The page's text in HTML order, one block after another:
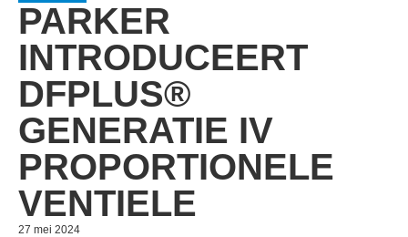
PARKER
INTRODUCEERT
DFPLUS®
GENERATIE IV
PROPORTIONELE
VENTIELE
27 mei 2024